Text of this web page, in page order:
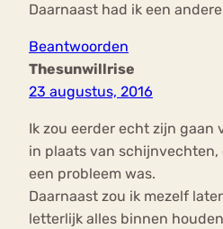
Daarnaast had ik een
Beantwoorden
Thesunwillrise
23 augustus, 2016
Ik zou eerder echt zijn gaan
in plaats van
een probleem was.
Daarnaast zou ik mezelf
letterlijk alles binnen